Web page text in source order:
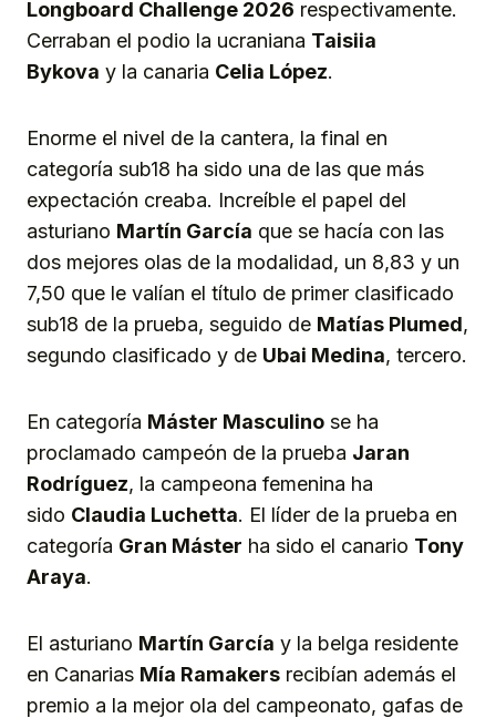
Longboard Challenge 2026 respectivamente.
Cerraban el podio la ucraniana Taisiia
Bykova y la canaria Celia López.
Enorme el nivel de la cantera, la final en
categoría sub18 ha sido una de las que más
expectación creaba. Increíble el papel del
asturiano Martín García que se hacía con las
dos mejores olas de la modalidad, un 8,83 y un
7,50 que le valían el título de primer clasificado
sub18 de la prueba, seguido de Matías Plumed,
segundo clasificado y de Ubai Medina, tercero.
En categoría Máster Masculino se ha
proclamado campeón de la prueba Jaran
Rodríguez, la campeona femenina ha
sido Claudia Luchetta. El líder de la prueba en
categoría Gran Máster ha sido el canario Tony
Araya.
El asturiano Martín García y la belga residente
en Canarias Mía Ramakers recibían además el
premio a la mejor ola del campeonato, gafas de